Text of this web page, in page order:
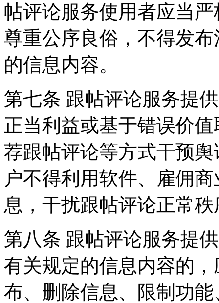
帖评论服务使用者应当
尊重公序良俗，不得发
的信息内容。
第七条 跟帖评论服务提
正当利益或基于错误价
荐跟帖评论等方式干预
户不得利用软件、雇佣
息，干扰跟帖评论正常
第八条 跟帖评论服务提
有关规定的信息内容的
布、删除信息、限制功